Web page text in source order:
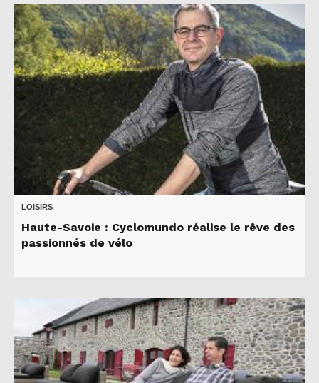
LOISIRS
Haute-Savoie : Cyclomundo réalise le rêve des
passionnés de vélo